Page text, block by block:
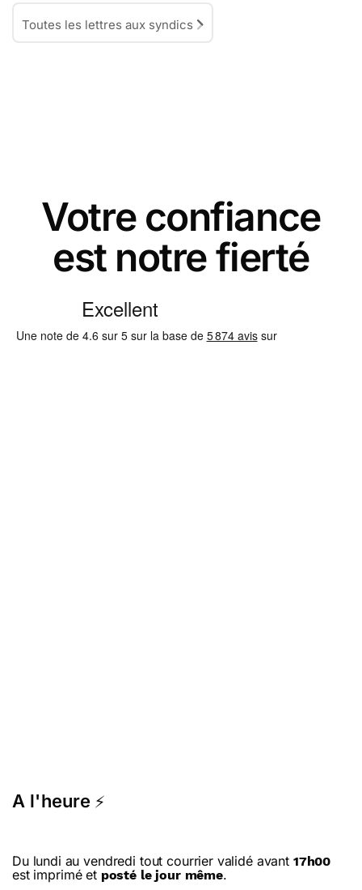
Toutes les lettres aux syndics
Votre confiance
est notre fierté
A l'heure ⚡
Du lundi au vendredi tout courrier validé avant 17h00
est imprimé et posté le jour même.